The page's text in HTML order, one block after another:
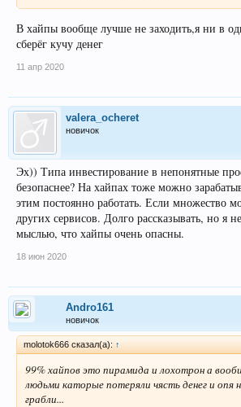
В хайпы вообще лучше не заходить,я ни в
сберёг кучу денег
11 апр 2020
valera_ocheret
новичок
Эх)) Типа инвестирование в непонятные
безопаснее? На хайпах тоже можно
этим постоянно работать. Если множество
других сервисов. Долго рассказывать, но я
мыслью, что хайпы очень опасны.
18 июн 2020
Andro161
новичок
molotok666 сказал(а): ↑
99% хайпов это пирамида и лохотрон а
людьми каторые потеряли чясть денег и
грабли...